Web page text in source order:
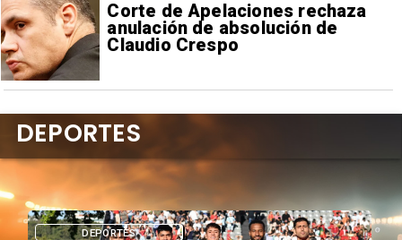
Corte de Apelaciones rechaza
anulación de absolución de
Claudio Crespo
DEPORTES
DEPORTES